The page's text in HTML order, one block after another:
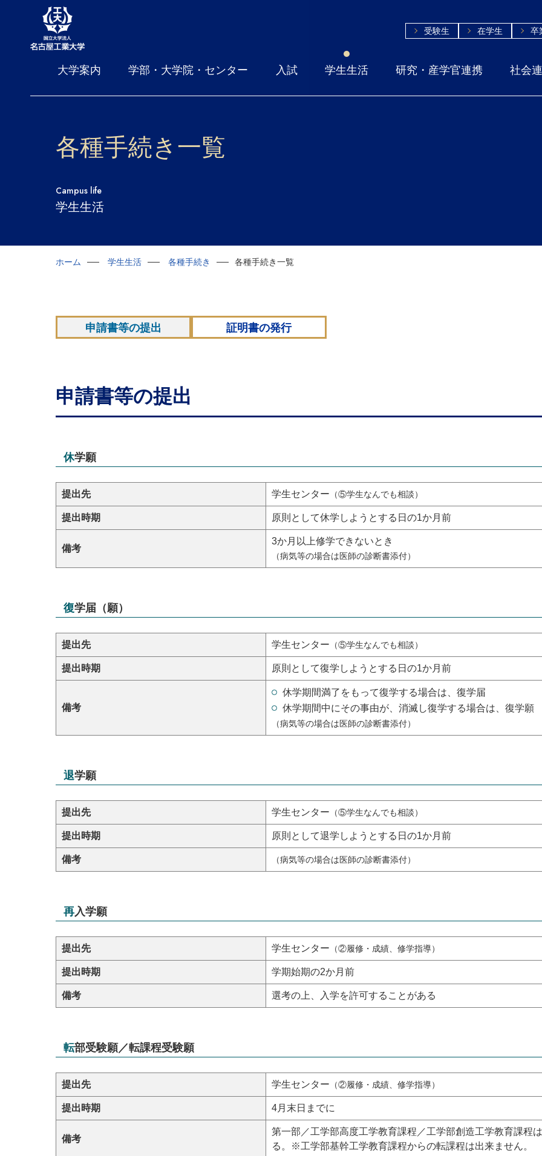
受験生 在学生 卒
大学案内 学部・大学院・センター 入試 学生生活 研究・産学官連携 社会
各種手続き一覧
Campus life
学生生活
ホーム 学生生活 各種手続き 各種手続き一覧
申請書等の提出 証明書の発行
申請書等の提出
休学願
提出先 学生センター （⑤学生なんでも相談）
提出時期 原則として休学しようとする日の1か月前
備考
3か月以上修学できないとき
（病気等の場合は医師の診断書添付）
復学届（願）
提出先 学生センター （⑤学生なんでも相談）
提出時期 原則として復学しようとする日の1か月前
備考
休学期間満了をもって復学する場合は、復学届
休学期間中にその事由が、消滅し復学する場合は、復学願
（病気等の場合は医師の診断書添付）
退学願
提出先 学生センター （⑤学生なんでも相談）
提出時期 原則として退学しようとする日の1か月前
備考 （病気等の場合は医師の診断書添付）
再入学願
提出先 学生センター （②履修・成績、修学指導）
提出時期 学期始期の2か月前
備考 選考の上、入学を許可することがある
転部受験願／転課程受験願
提出先 学生センター （②履修・成績、修学指導）
提出時期 4月末日までに
備考
第一部／工学部高度工学教育課程／工学部創造工学教育課程
る。※工学部基幹工学教育課程からの転課程は出来ません。